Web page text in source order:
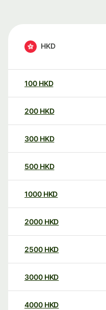
HKD
100 HKD
200 HKD
300 HKD
500 HKD
1000 HKD
2000 HKD
2500 HKD
3000 HKD
4000 HKD